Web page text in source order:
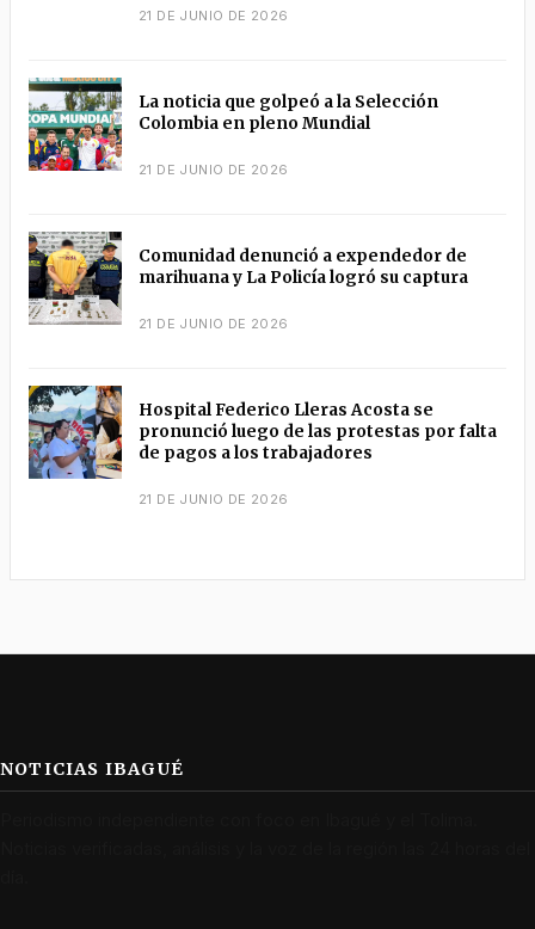
21 DE JUNIO DE 2026
La noticia que golpeó a la Selección
Colombia en pleno Mundial
21 DE JUNIO DE 2026
Comunidad denunció a expendedor de
marihuana y La Policía logró su captura
21 DE JUNIO DE 2026
Hospital Federico Lleras Acosta se
pronunció luego de las protestas por falta
de pagos a los trabajadores
21 DE JUNIO DE 2026
NOTICIAS IBAGUÉ